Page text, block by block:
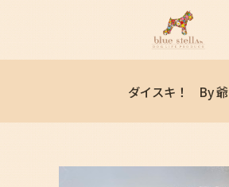
ダイスキ！ By 爺